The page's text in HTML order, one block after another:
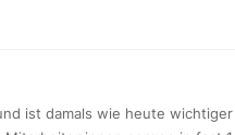
ist damals wie heute